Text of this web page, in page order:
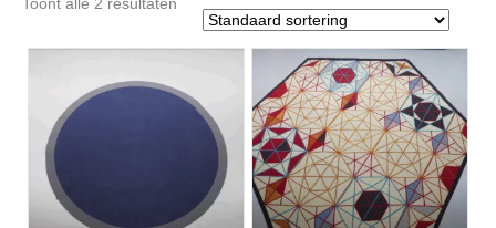
Toont alle 2 resultaten